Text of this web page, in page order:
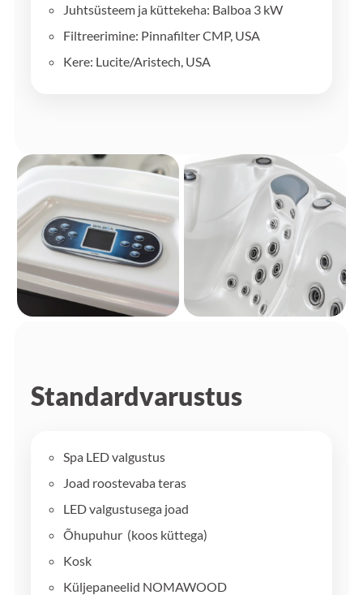
Juhtsüsteem ja küttekeha: Balboa 3 kW
Filtreerimine: Pinnafilter CMP, USA
Kere: Lucite/Aristech, USA
Standardvarustus
Spa LED valgustus
Joad roostevaba teras
LED valgustusega joad
Õhupuhur (koos küttega)
Kosk
Küljepaneelid NOMAWOOD